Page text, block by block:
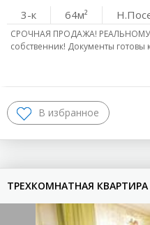
3-к 64
СРОЧНАЯ ПРОДАЖА!
собственник! Документы готовы
ТРЕХКОМНАТНАЯ КВАРТИРА